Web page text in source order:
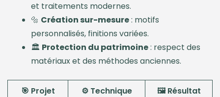
et traitements modernes.
🔩 Création sur-mesure: motifs
personnalisés, finitions variées.
🏛️ Protection du patrimoine: respect des
matériaux et des méthodes anciennes.
🎯 Projet ⚙️ Technique 🖼️ Résultat